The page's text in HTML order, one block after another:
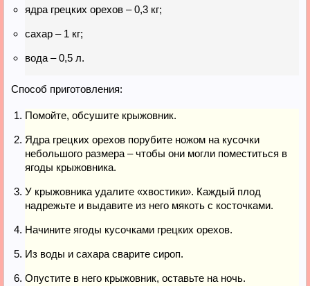
ядра грецких орехов – 0,3 кг;
сахар – 1 кг;
вода – 0,5 л.
Способ приготовления:
Помойте, обсушите крыжовник.
Ядра грецких орехов порубите ножом на кусочки
небольшого размера – чтобы они могли поместиться в
ягоды крыжовника.
У крыжовника удалите «хвостики». Каждый плод
надрежьте и выдавите из него мякоть с косточками.
Начините ягоды кусочками грецких орехов.
Из воды и сахара сварите сироп.
Опустите в него крыжовник, оставьте на ночь.